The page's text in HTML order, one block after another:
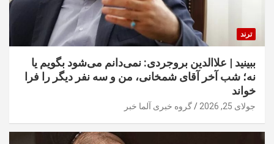
ترند
ببینید | علاالدین بروجردی: نمی‌دانم می‌شود بگویم یا
نه؛ شب آخر آقای شمخانی، من و سه نفر دیگر را فرا
خواند
جولای 25, 2026 گروه خبری آلما خبر